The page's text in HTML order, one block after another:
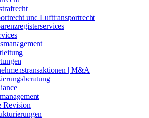
und Lufttransportrecht
| M&A
Revision